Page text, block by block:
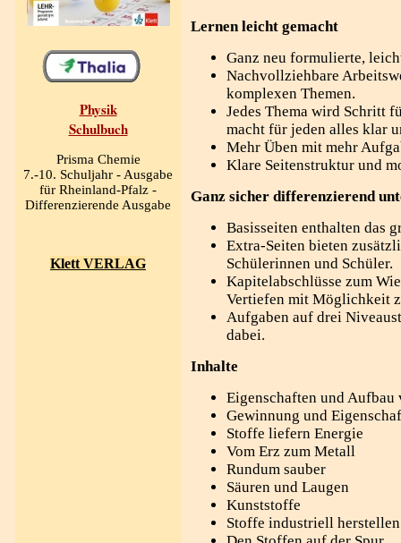
Physik
Schulbuch
Prisma Chemie
7.-10. Schuljahr - Ausgabe
für Rheinland-Pfalz -
Differenzierende Ausgabe
Klett VERLAG
Lernen leicht gemacht
Ganz neu formulierte,
Nachvollziehbare
komplexen Themen.
Jedes Thema wird Schritt
macht für jeden alles klar
Mehr Üben mit mehr
Klare Seitenstruktur und
Ganz sicher differenzierend
Basisseiten enthalten das
Extra-Seiten bieten
Schülerinnen und Schüler.
Kapitelabschlüsse zum
Vertiefen mit Möglichkeit
Aufgaben auf drei
dabei.
Inhalte
Eigenschaften und Aufbau
Gewinnung und
Stoffe liefern Energie
Vom Erz zum Metall
Rundum sauber
Säuren und Laugen
Kunststoffe
Stoffe industriell herstellen